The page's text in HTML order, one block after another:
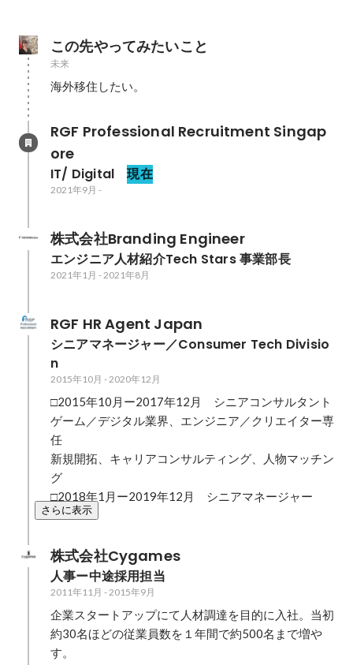
この先やってみたいこと
未来
海外移住したい。
RGF Professional Recruitment Singap
ore
IT/ Digital 現在
2021年9月 -
株式会社Branding Engineer
エンジニア人材紹介Tech Stars 事業部長
2021年1月 - 2021年8月
RGF HR Agent Japan
シニアマネージャー／Consumer Tech Divisio
n
2015年10月 - 2020年12月
□2015年10月ー2017年12月　シニアコンサルタント
ゲーム／デジタル業界、エンジニア／クリエイター専
任
新規開拓、キャリアコンサルティング、人物マッチン
グ
□2018年1月ー2019年12月　シニアマネージャー
さらに表示
株式会社Cygames
人事ー中途採用担当
2011年11月 - 2015年9月
企業スタートアップにて人材調達を目的に入社。当初
約30名ほどの従業員数を１年間で約500名まで増や
す。